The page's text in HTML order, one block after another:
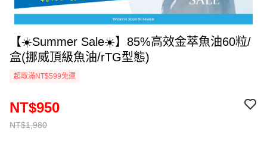
【☀️Summer Sale☀️】85%高效金萃魚油60粒/
盒(挪威頂級魚油/rTG型態)
超取滿NT$599免運
NT$1,980
NT$950